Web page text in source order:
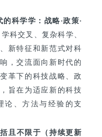
的科学学：战略·政策·
科交叉、复杂科学、
新特征和新范式对科
，交流面向新时代的
革下的科技战略、政
旨在为适应新的科技
论、方法与经验的支
且不限于（持续更新